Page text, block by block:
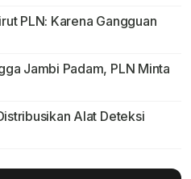
PLN: Karena Gangguan
Jambi Padam, PLN Minta
Alat Deteksi